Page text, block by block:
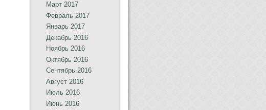
Март 2017
Февраль 2017
Январь 2017
Декабрь 2016
Ноябрь 2016
Октябрь 2016
Сентябрь 2016
Август 2016
Июль 2016
Июнь 2016